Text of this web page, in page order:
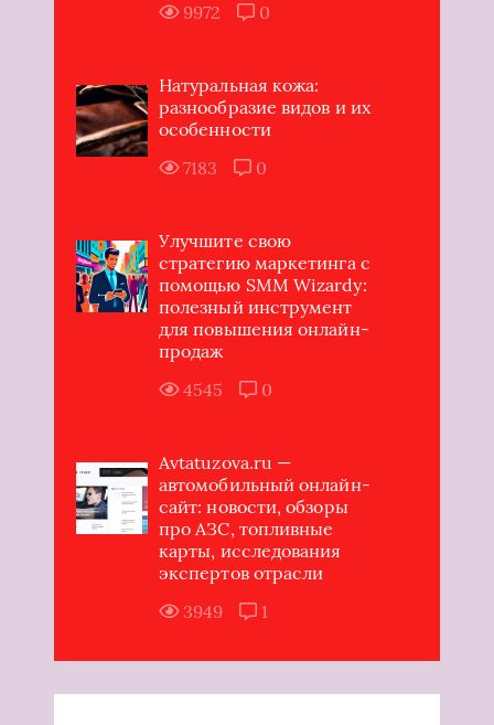
9972
0
Натуральная кожа:
разнообразие видов и их
особенности
7183
0
Улучшите свою
стратегию маркетинга с
помощью SMM Wizardy:
полезный инструмент
для повышения онлайн-
продаж
4545
0
Avtatuzova.ru —
автомобильный онлайн-
сайт: новости, обзоры
про АЗС, топливные
карты, исследования
экспертов отрасли
3949
1